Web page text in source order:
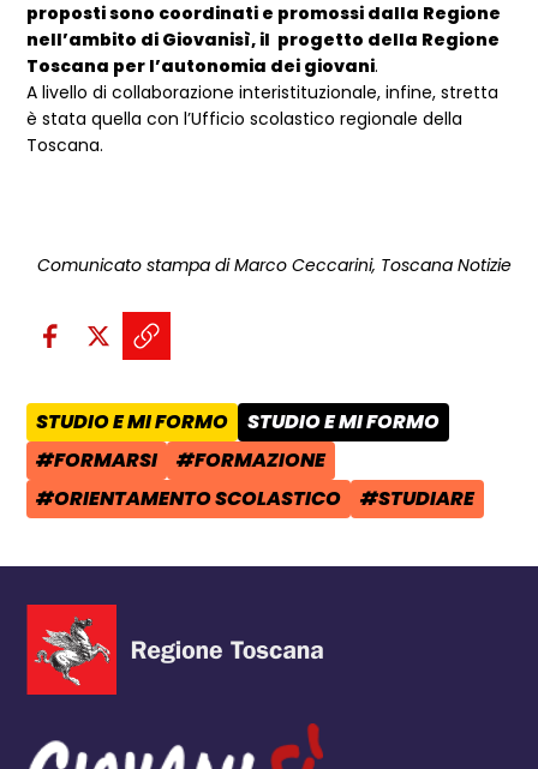
proposti sono coordinati e promossi dalla Regione
nell’ambito di Giovanisì, il progetto della Regione
Toscana per l’autonomia dei giovani.
A livello di collaborazione interistituzionale, infine, stretta
è stata quella con l’Ufficio scolastico regionale della
Toscana.
Comunicato stampa di Marco Ceccarini, Toscana Notizie
Condividi sui social:
Condividi su Facebook - apre
Condividi su X - apre una
Copia il link e condividi -
AREA TEMATICA:
STUDIO E MI FORMO CATEGORIA POST:
STUDIO E MI FORMO
TAG:
#FORMARSI TAG:
#FORMAZIONE
TAG:
#ORIENTAMENTO SCOLASTICO TAG:
#STUDIARE